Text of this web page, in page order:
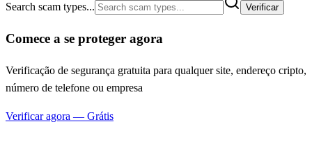
Search scam types... Verificar
Comece a se proteger agora
Verificação de segurança gratuita para qualquer site, endereço cripto,
número de telefone ou empresa
Verificar agora — Grátis